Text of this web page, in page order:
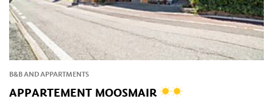
B&B AND APPARTMENTS
APPARTEMENT MOOSMAIR